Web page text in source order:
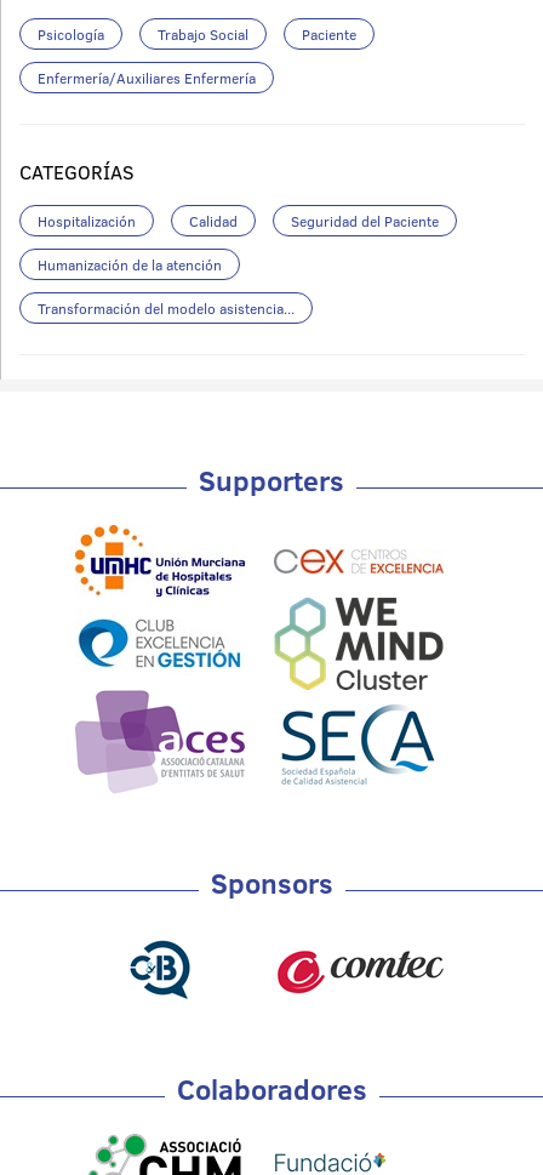
Psicología Trabajo Social Paciente
Enfermería/Auxiliares Enfermería
CATEGORÍAS
Hospitalización Calidad Seguridad del Paciente
Humanización de la atención
Transformación del modelo asistencia...
Supporters
Sponsors
Colaboradores